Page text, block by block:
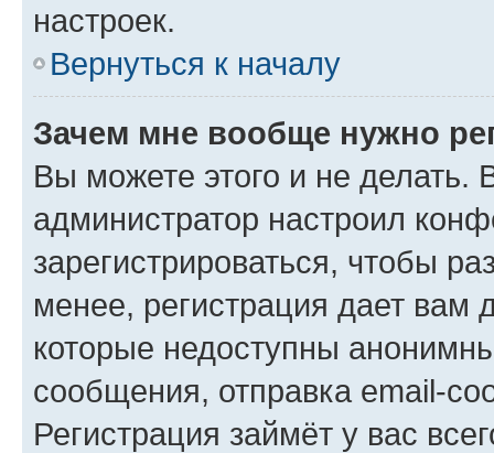
настроек.
Вернуться к началу
Зачем мне вообще нужно
Вы можете этого и не делать.
администратор настроил
зарегистрироваться, чтобы
менее, регистрация дает вам
которые недоступны
сообщения, отправка email-
Регистрация займёт у вас